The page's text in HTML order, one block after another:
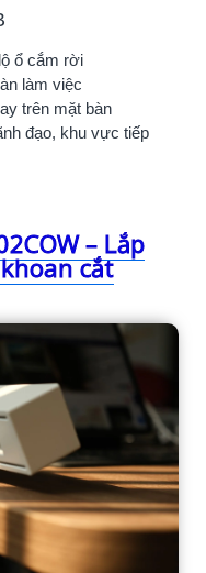
ổ cắm rời
làm việc
trên mặt bàn
đạo, khu vực tiếp
– Lắp
cắt